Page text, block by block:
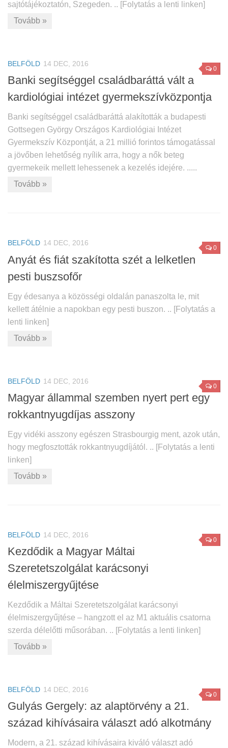
sajtótájékoztatón, Szegeden. .. [Folytatás a lenti linken]
Tovább »
0
BELFÖLD 14 DEC, 2016
Banki segítséggel családbaráttá vált a
kardiológiai intézet gyermekszívközpontja
Banki segítséggel családbaráttá alakították a budapesti
Gottsegen György Országos Kardiológiai Intézet
Gyermekszív Központját, a 21 millió forintos támogatással
a jövőben lehetőség nyílik arra, hogy a nők beteg
gyermekeik mellett lehessenek a kezelés idejére. .....
Tovább »
0
BELFÖLD 14 DEC, 2016
Anyát és fiát szakította szét a lelketlen
pesti buszsofőr
Egy édesanya a közösségi oldalán panaszolta le, mit
kellett átélnie a napokban egy pesti buszon. .. [Folytatás a
lenti linken]
Tovább »
0
BELFÖLD 14 DEC, 2016
Magyar állammal szemben nyert pert egy
rokkantnyugdíjas asszony
Egy vidéki asszony egészen Strasbourgig ment, azok után,
hogy megfosztották rokkantnyugdíjától. .. [Folytatás a lenti
linken]
Tovább »
0
BELFÖLD 14 DEC, 2016
Kezdődik a Magyar Máltai
Szeretetszolgálat karácsonyi
élelmiszergyűjtése
Kezdődik a Máltai Szeretetszolgálat karácsonyi
élelmiszergyűjtése – hangzott el az M1 aktuális csatorna
szerda délelőtti műsorában. .. [Folytatás a lenti linken]
Tovább »
0
BELFÖLD 14 DEC, 2016
Gulyás Gergely: az alaptörvény a 21.
század kihívásaira választ adó alkotmány
Modern, a 21. század kihívásaira kiváló választ adó